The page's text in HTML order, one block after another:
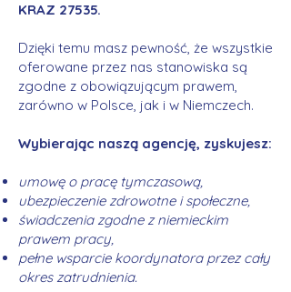
KRAZ 27535.
Dzięki temu masz pewność, że wszystkie
oferowane przez nas stanowiska są
zgodne z obowiązującym prawem,
zarówno w Polsce, jak i w Niemczech.
Wybierając naszą agencję, zyskujesz:
umowę o pracę tymczasową,
ubezpieczenie zdrowotne i społeczne,
świadczenia zgodne z niemieckim
prawem pracy,
pełne wsparcie koordynatora przez cały
okres zatrudnienia.